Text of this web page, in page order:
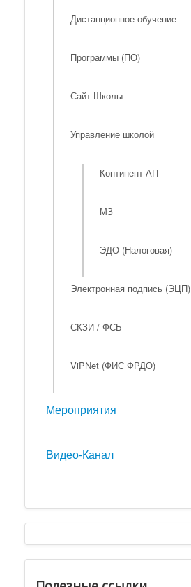
Дистанционное обучение
Программы (ПО)
Сайт Школы
Управление школой
Континент АП
МЗ
ЭДО (Налоговая)
Электронная подпись (ЭЦП)
СКЗИ / ФСБ
ViPNet (ФИС ФРДО)
Мероприятия
Видео-Канал